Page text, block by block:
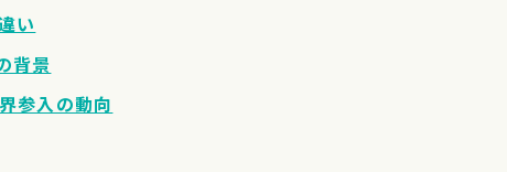
い
背景
参入の動向